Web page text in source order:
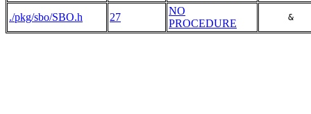
./pkg/sbo/SBO.h 27
NO
PROCEDURE